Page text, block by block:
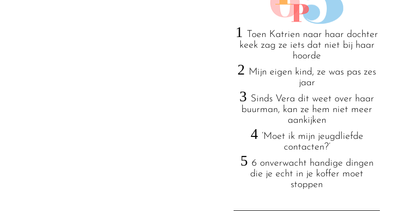
1
Toen Katrien naar haar dochter
keek zag ze iets dat niet bij haar
hoorde
2 Mijn eigen kind, ze was pas zes
jaar
3 Sinds Vera dit weet over haar
buurman, kan ze hem niet meer
aankijken
4 ‘Moet ik mijn jeugdliefde
contacten?’
5 6 onverwacht handige dingen
die je echt in je koffer moet
stoppen